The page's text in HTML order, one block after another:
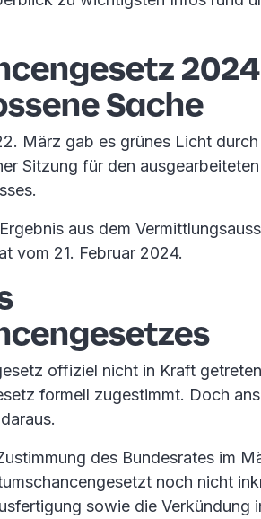
Sache
März gab es grünes Licht
Sitzung für den
aus dem
vom 21. Februar 2024.
offiziel nicht in Kraft
formell zugestimmt. Doch
des Bundesrates im
noch nicht
sowie die Verkündung